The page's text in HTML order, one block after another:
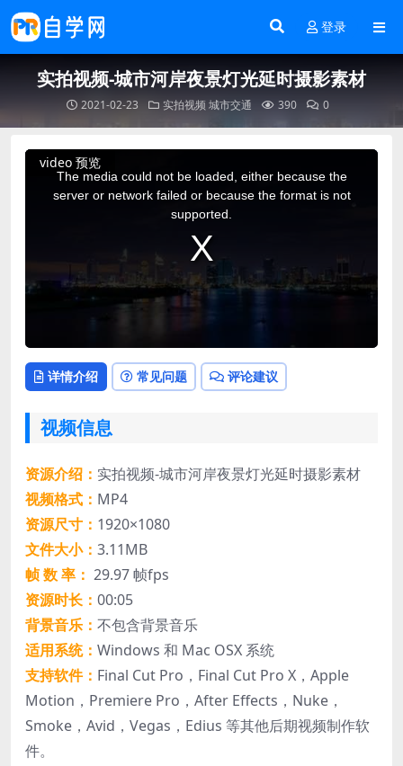
登录
实拍视频-城市河岸夜景灯光延时摄影素材
2021-02-23 实拍视频城市交通 390 0
video 预览
This
The media could not be loaded, either because the
server or network failed or because the format is not
supported.
详情介绍 常见问题 评论建议
视频信息
资源介绍： 实拍视频-城市河岸夜景灯光延时摄影素材
视频格式： MP4
资源尺寸： 1920×1080
文件大小： 3.11MB
帧 数 率： 29.97 帧fps
资源时长： 00:05
背景音乐： 不包含背景音乐
适用系统： Windows 和 Mac OSX 系统
支持软件： Final Cut Pro，Final Cut Pro X，Apple
Motion，Premiere Pro，After Effects，Nuke，
Smoke，Avid，Vegas，Edius 等其他后期视频制作软
件。